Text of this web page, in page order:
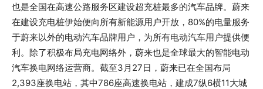
也是全国在高速公路服务区建设超充桩最多的汽车品牌。蔚来
在建设充电桩伊始便向所有新能源用户开放，80%的电量服务
于蔚来以外的电动汽车品牌用户，为所有电动汽车用户提供便
利。除了积极布局充电网络外，蔚来也是全球最大的智能电动
汽车换电网络运营商。截至3月27日，蔚来已在全国布局
2,393座换电站，其中786座高速换电站，建成7纵6横11大城